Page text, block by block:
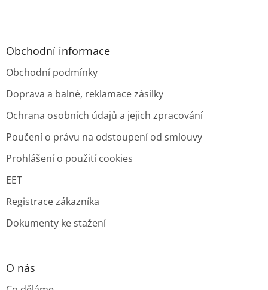
Obchodní informace
Obchodní podmínky
Doprava a balné, reklamace zásilky
Ochrana osobních údajů a jejich zpracování
Poučení o právu na odstoupení od smlouvy
Prohlášení o použití cookies
EET
Registrace zákazníka
Dokumenty ke stažení
O nás